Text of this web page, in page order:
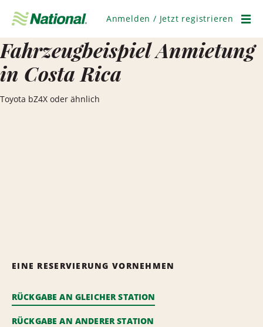
überspringen
Anmelden / Jetzt registrieren
Fahrzeugbeispiel Anmietung
in Costa Rica
Toyota bZ4X oder ähnlich
EINE RESERVIERUNG VORNEHMEN
RÜCKGABE AN GLEICHER STATION
RÜCKGABE AN ANDERER STATION